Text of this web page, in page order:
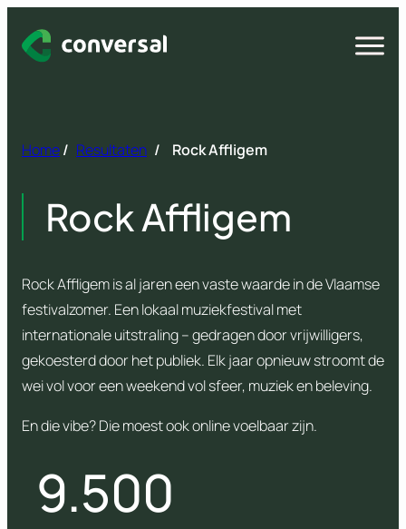
naar
Open
Home/ Resultaten / Rock Affligem
Rock Affligem
Rock Affligem is al jaren een vaste waarde in de Vlaamse
festivalzomer. Een lokaal muziekfestival met
internationale uitstraling – gedragen door vrijwilligers,
gekoesterd door het publiek. Elk jaar opnieuw stroomt de
wei vol voor een weekend vol sfeer, muziek en beleving.
En die vibe? Die moest ook online voelbaar zijn.
9.500